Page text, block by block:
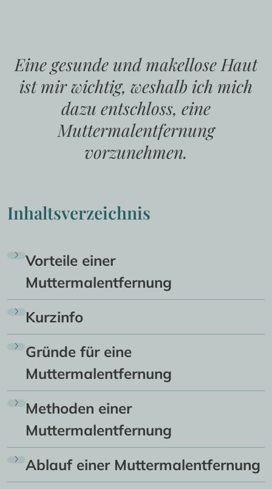
Eine gesunde und makellose Haut
ist mir wichtig, weshalb ich mich
dazu entschloss, eine
Muttermalentfernung
vorzunehmen.
Inhaltsverzeichnis
Vorteile einer
Muttermalentfernung
Kurzinfo
Gründe für eine
Muttermalentfernung
Methoden einer
Muttermalentfernung
Ablauf einer Muttermalentfernung